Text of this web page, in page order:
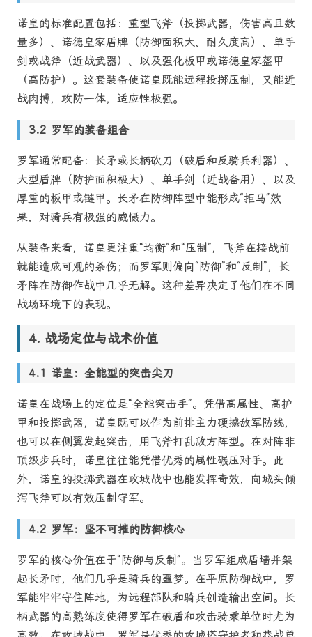
诺皇的标准配置包括：重型飞斧（投掷武器，伤害高且数
量多）、诺德皇家盾牌（防御面积大、耐久度高）、单手
剑或战斧（近战武器）、以及强化板甲或诺德皇家盔甲
（高防护）。这套装备使诺皇既能远程投掷压制，又能近
战肉搏，攻防一体，适应性极强。
罗军的装备组合
罗军通常配备：长矛或长柄砍刀（破盾和反骑兵利器）、
大型盾牌（防护面积极大）、单手剑（近战备用）、以及
厚重的板甲或链甲。长矛在防御阵型中能形成“拒马”效
果，对骑兵有极强的威慑力。
从装备来看，诺皇更注重“均衡”和“压制”，飞斧在接战前
就能造成可观的杀伤；而罗军则偏向“防御”和“反制”，长
矛阵在防御作战中几乎无解。这种差异决定了他们在不同
战场环境下的表现。
战场定位与战术价值
诺皇：全能型的突击尖刀
诺皇在战场上的定位是“全能突击手”。凭借高属性、高护
甲和投掷武器，诺皇既可以作为前排主力硬撼敌军防线，
也可以在侧翼发起突击，用飞斧打乱敌方阵型。在对阵非
顶级步兵时，诺皇往往能凭借优秀的属性碾压对手。此
外，诺皇的投掷武器在攻城战中也能发挥奇效，向城头倾
泻飞斧可以有效压制守军。
罗军：坚不可摧的防御核心
罗军的核心价值在于“防御与反制”。当罗军组成盾墙并架
起长矛时，他们几乎是骑兵的噩梦。在平原防御战中，罗
军能牢牢守住阵地，为远程部队和骑兵创造输出空间。长
柄武器的高熟练度使得罗军在破盾和攻击骑乘单位时尤为